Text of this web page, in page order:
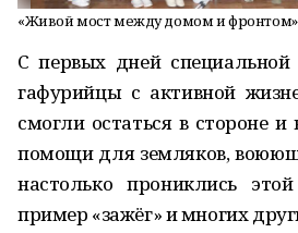
«Живой мост между домом и фронтом»
С первых дней специальной
гафурийцы с активной
смогли остаться в стороне
помощи для земляков,
настолько прониклись
пример «зажёг» и многих